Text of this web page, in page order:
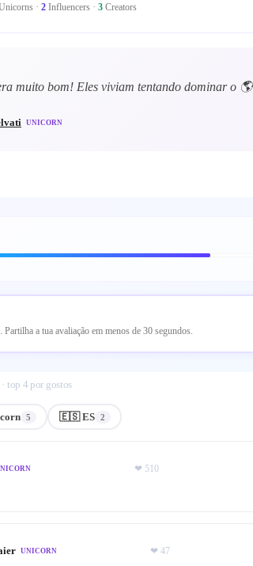
· 2 Influencers · 3 Creators
muito bom! Eles viviam tentando dominar o 🌎
UNICORN
a tua avaliação em menos de 30 segundos.
top 4 por gostos
5 🇪🇸 ES 2
❤ 510
UNICORN ❤ 47